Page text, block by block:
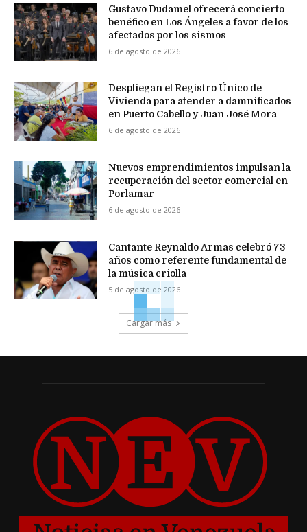
Gustavo Dudamel ofrecerá concierto
benéfico en Los Ángeles a favor de los
afectados por los sismos
6 de agosto de 2026
Despliegan el Registro Único de
Vivienda para atender a damnificados
en Puerto Cabello y Juan José Mora
6 de agosto de 2026
Nuevos emprendimientos impulsan la
recuperación del sector comercial en
Porlamar
6 de agosto de 2026
Cantante Reynaldo Armas celebró 73
años como referente fundamental de
la música criolla
5 de agosto de 2026
Cargar más